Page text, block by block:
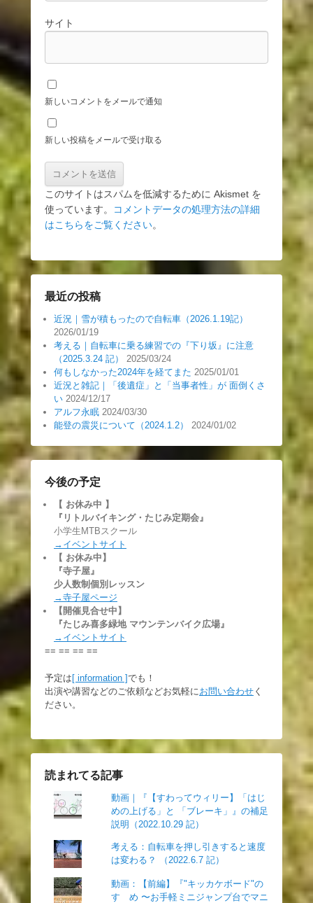
サイト
新しいコメントをメールで通知
新しい投稿をメールで受け取る
このサイトはスパムを低減するために Akismet を
使っています。
コメントデータの処理方法の詳細
はこちらをご覧ください。
最近の投稿
近況｜雪が積もったので自転車（2026.1.19記）
2026/01/19
考える｜自転車に乗る練習での『下り坂』に注意
（2025.3.24 記）
2025/03/24
何もしなかった2024年を経てまた 2025/01/01
近況と雑記｜「後遺症」と「当事者性」が 面倒くさ
い 2024/12/17
アルフ永眠 2024/03/30
能登の震災について（2024.1.2）
2024/01/02
今後の予定
【 お休み中 】
『リトルバイキング・たじみ定期会』
小学生MTBスクール
→イベントサイト
【 お休み中】
『寺子屋』
少人数制個別レッスン
→寺子屋ページ
【開催見合せ中】
『たじみ喜多緑地 マウンテンバイク広場』
→イベントサイト
== == == ==
予定は [ information ]でも！
出演や講習などのご依頼などお気軽にお問い合わせ く
ださい。
読まれてる記事
動画｜『【すわってウィリー】「はじ
めの上げる」と 「ブレーキ」』の補足
説明（2022.10.29 記）
考える：自転車を押し引きすると速度
は変わる？ （2022.6.7 記）
動画：【前編】『"キッカケボード"の
すゝめ 〜お手軽ミニジャンプ台でマニ